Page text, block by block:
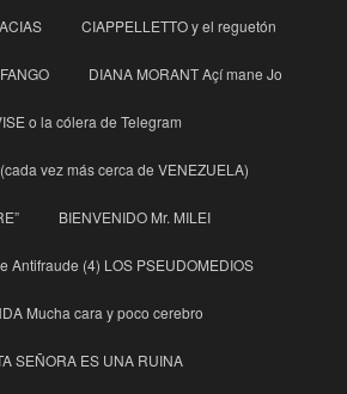
CIAPPELLETTO y el reguetón
DIANA MORANT Açí mane Jo
o la cólera de Telegram
vez más cerca de VENEZUELA)
BIENVENIDO Mr. MILEI
Antifraude (4) LOS PSEUDOMEDIOS
Mucha cara y poco cerebro
SEÑORA ES UNA RUINA